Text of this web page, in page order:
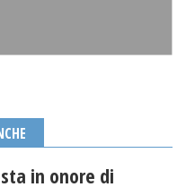
in onore di